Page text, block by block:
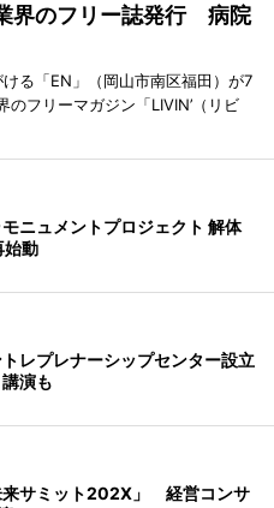
界のフリー誌発行 病院
る「EN」（岡山市南区福田）が7
のフリーマガジン「LIVIN’（リビ
モニュメントプロジェクト 解体
始動
レプレナーシップセンター設立
演も
来サミット202X」 経営コンサ